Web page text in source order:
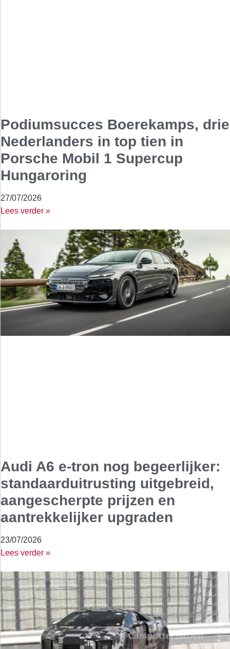
Podiumsucces Boerekamps, drie
Nederlanders in top tien in
Porsche Mobil 1 Supercup
Hungaroring
27/07/2026
Lees verder »
Audi A6 e-tron nog begeerlijker:
standaarduitrusting uitgebreid,
aangescherpte prijzen en
aantrekkelijker upgraden
23/07/2026
Lees verder »